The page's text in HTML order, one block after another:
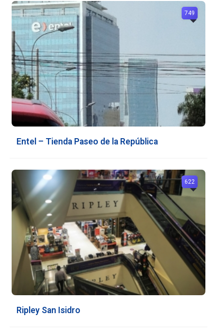
Entel – Tienda Paseo de la República
749
Ripley San Isidro
622